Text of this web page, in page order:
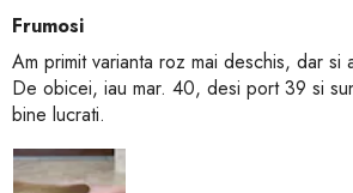
Frumosi
Am primit varianta roz mai deschis, dar si
De obicei, iau mar. 40, desi port 39 si
bine lucrati.